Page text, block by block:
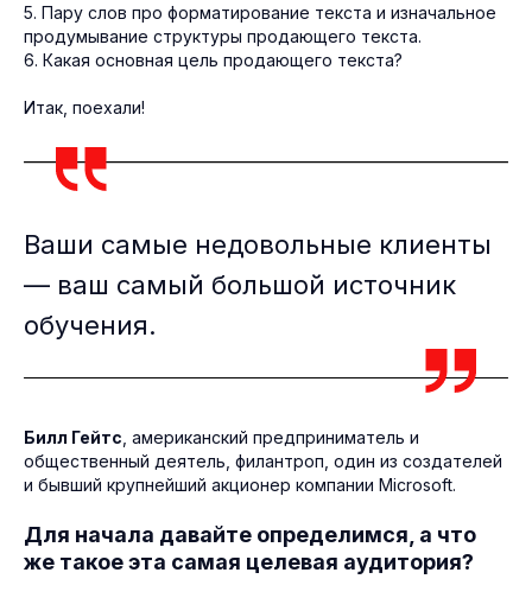
5. Пару слов про форматирование текста и изначальное
продумывание структуры продающего текста.
6. Какая основная цель продающего текста?
Итак, поехали!
Ваши самые недовольные клиенты
— ваш самый большой источник
обучения.
Билл Гейтс , американский предприниматель и
общественный деятель, филантроп, один из создателей
и бывший крупнейший акционер компании Microsoft.
Для начала давайте определимся, а что
же такое эта самая целевая аудитория?